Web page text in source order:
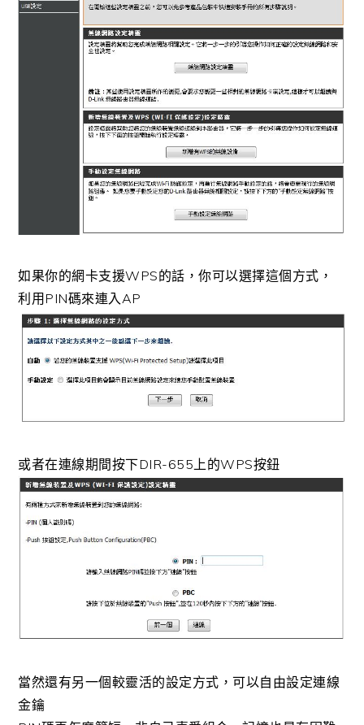
如果你的網卡支援WPS的話，你可以選擇這個方式，
利用PIN碼來連入AP
或者在連線期間按下DIR-655上的WPS按鈕
當然還有另一個較靈活的設定方式，可以自由設定連線
金鑰